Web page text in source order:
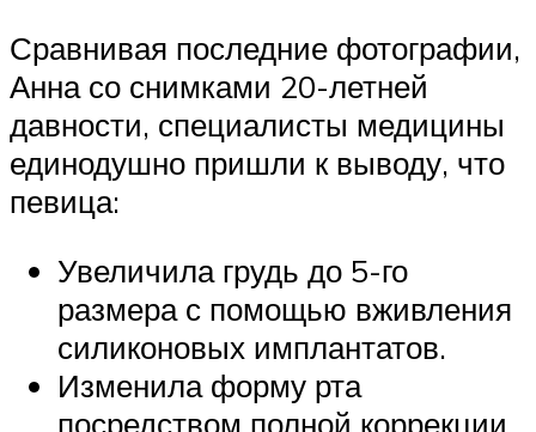
Сравнивая последние фотографии,
Анна со снимками 20-летней
давности, специалисты медицины
единодушно пришли к выводу, что
певица:
Увеличила грудь до 5-го
размера с помощью вживления
силиконовых имплантатов.
Изменила форму рта
посредством полной коррекции